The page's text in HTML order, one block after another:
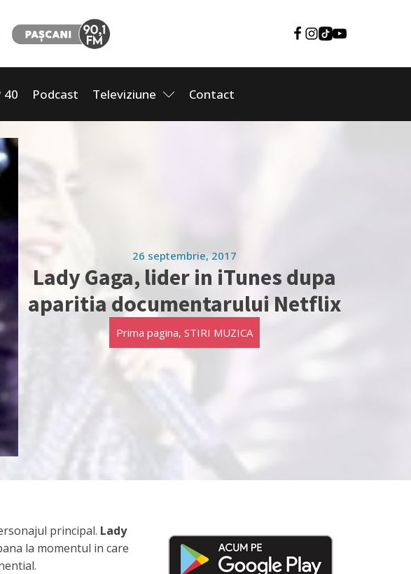
40 Podcast Televiziune Contact
26 septembrie, 2017
Lady Gaga, lider in iTunes dupa
aparitia documentarului Netflix
Prima pagina, STIRI MUZICA
principal. Lady
la momentul in care